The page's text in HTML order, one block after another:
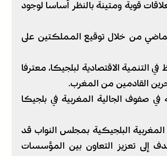
قوية ومتينة بالنظر أساسا لوجود
من خلال توقيع المملكتين على
التنمية الاقتصادية لبلجيكا، معترفا
القادمين من المغرب.
في صفوف الجالية المغربية في بلجيكا
البلجيكية بمجلس النواب قد
إلى تعزيز التعاون بين المؤسسات